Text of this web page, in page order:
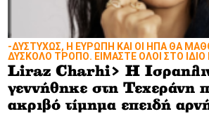
-ΔΥΣΤΥΧΩΣ, Η ΕΥΡΩΠΗ ΚΑΙ ΟΙ ΗΠΑ ΘΑ
ΔΥΣΚΟΛΟ ΤΡΟΠΟ. ΕΙΜΑΣΤΕ ΟΛΟΙ ΣΤΟ ΙΔΙΟ
Liraz Charhi> Η
γεννήθηκε στη Τεχεράνη
ακριβό τίμημα επειδή